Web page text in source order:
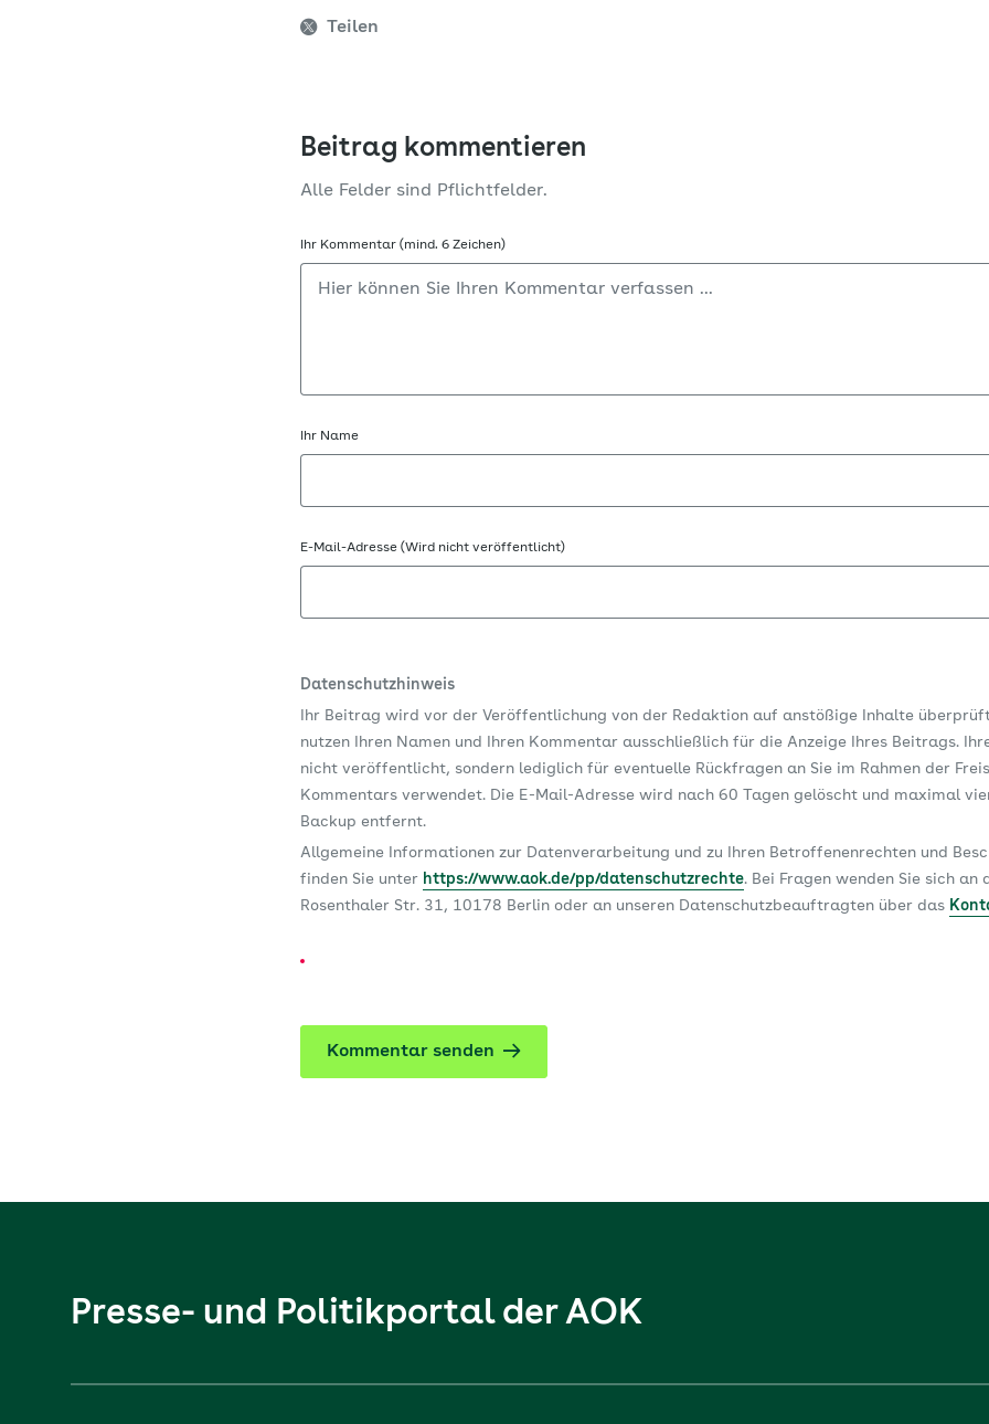
Teilen
Beitrag kommentieren
Alle Felder sind Pflichtfelder.
Ihr Kommentar (mind. 6 Zeichen)
Ihr Name
E-Mail-Adresse (Wird nicht veröffentlicht)
Datenschutzhinweis
Ihr Beitrag wird vor der Veröffentlichung von der Redaktion auf anstößige Inhalte
nutzen Ihren Namen und Ihren Kommentar ausschließlich für die Anzeige Ihres Beitrags.
nicht veröffentlicht, sondern lediglich für eventuelle Rückfragen an Sie im Rahmen der
Kommentars verwendet. Die E-Mail-Adresse wird nach 60 Tagen gelöscht und maximal
Backup entfernt.
Allgemeine Informationen zur Datenverarbeitung und zu Ihren Betroffenenrechten und
finden Sie unter https://www.aok.de/pp/datenschutzrechte. Bei Fragen wenden Sie sich an
Rosenthaler Str. 31, 10178 Berlin oder an unseren Datenschutzbeauftragten über das
Kommentar senden
Presse- und Politikportal der AOK